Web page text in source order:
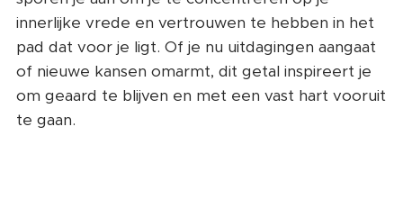
innerlijke vrede en vertrouwen te hebben in het
pad dat voor je ligt. Of je nu uitdagingen aangaat
of nieuwe kansen omarmt, dit getal inspireert je
om geaard te blijven en met een vast hart vooruit
te gaan.